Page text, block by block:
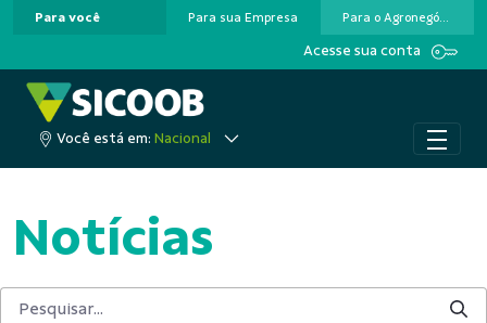
Pular para o Conteúdo principal
Para você Para sua Empresa Para o Agronegócio
Acesse sua conta
Você está em: Nacional
Notícias